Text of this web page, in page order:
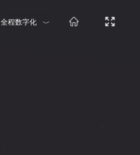
全程数字化 ﹀